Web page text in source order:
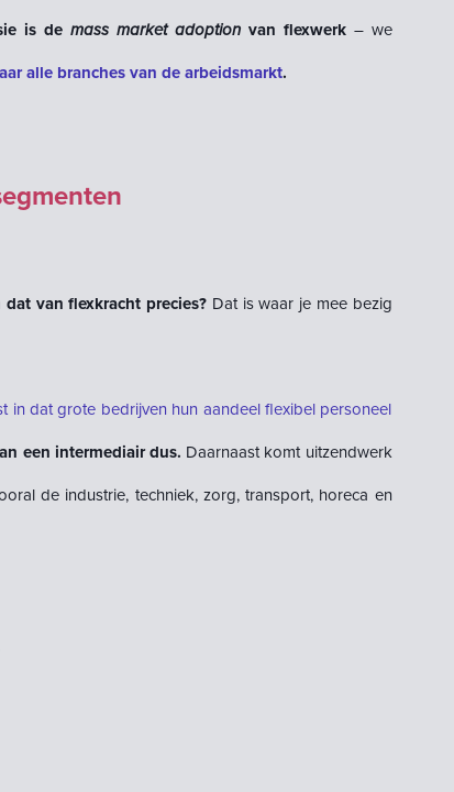
is de mass market adoptionvan flexwerk– we
alle branches van de arbeidsmarkt.
van flexkracht precies? Dat is waar je mee bezig
in dat grote bedrijven hun aandeel flexibel personeel
een intermediair dus. Daarnaast komt uitzendwerk
de industrie, techniek, zorg, transport, horeca en